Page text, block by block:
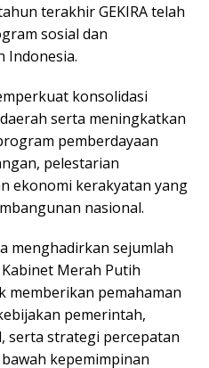
terakhir GEKIRA telah
sosial dan
Indonesia.
konsolidasi
serta meningkatkan
pemberdayaan
pelestarian
ekonomi kerakyatan yang
nasional.
menghadirkan sejumlah
Merah Putih
memberikan pemahaman
pemerintah,
serta strategi percepatan
kepemimpinan